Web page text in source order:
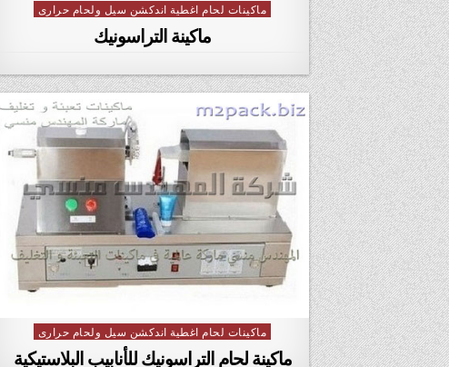
Posted in
ماكينات لحام اغطية اندكشن سيل ولحام حرارى
ماكينة التراسونيك
Posted in
ماكينات لحام اغطية اندكشن سيل ولحام حرارى
ماكينة لحام التراسونيك للأنابيب البلاستيكية